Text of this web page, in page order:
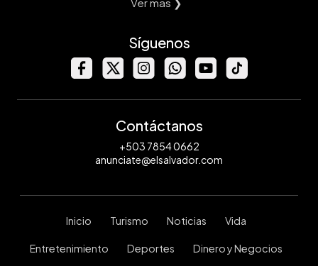
Síguenos
Contáctanos
+503 7854 0662
anunciate@elsalvador.com
Inicio Turismo Noticias Vida
Entretenimiento Deportes Dinero y Negocios